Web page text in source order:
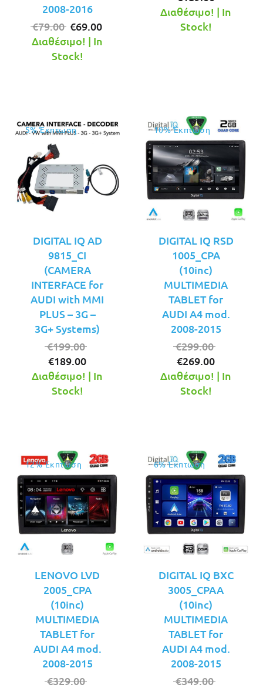
2008-2016
€79.00 Original
price
was:
€69.00
Διαθέσιμο! | In
Stock!
was:
τρέχουσα
Διαθέσιμο! | In
Stock!
5% Έκπτωση
DIGITAL IQ AD
9815_CI
(CAMERA
INTERFACE for
AUDI with MMI
PLUS – 3G –
3G+ Systems)
€199.00
was:
€189.00
τρέχουσα
Διαθέσιμο! | In
Stock!
10% Έκπτωση
DIGITAL IQ RSD
1005_CPA
(10inc)
MULTIMEDIA
TABLET for
AUDI A4 mod.
2008-2015
€299.00
was:
€269.00
τρέχουσα
Διαθέσιμο! | In
Stock!
12% Έκπτωση
LENOVO LVD
2005_CPA
(10inc)
MULTIMEDIA
TABLET for
AUDI A4 mod.
2008-2015
€329.00
6% Έκπτωση
DIGITAL IQ BXC
3005_CPAA
(10inc)
MULTIMEDIA
TABLET for
AUDI A4 mod.
2008-2015
€349.00